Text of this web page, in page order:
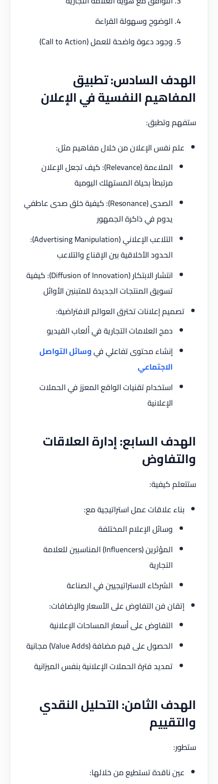
الوضوح وسهولة القراءة
وجود دعوة واضحة للعمل (Call to Action)
الهدف السادس: تطبيق
المفاهيم النفسية في الإعلان
ستفهم وتطبق:
علم نفس الإعلان من خلال مفاهيم مثل:
الملاءمة (Relevance): كيف تجعل الإعلان
مرتبطاً بحياة المستهلك اليومية
الصدى (Resonance): كيفية خلق صدى عاطفي
يدوم في ذاكرة الجمهور
التلاعب الإعلاني (Advertising Manipulation):
الحدود الأخلاقية بين الإقناع والتلاعب
انتشار الابتكار (Diffusion of Innovation): كيفية
تسويق المنتجات الجديدة للمتبنين الأوائل
تصميم إعلانات تخترق العوالم الافتراضية:
دمج العلامات التجارية في ألعاب الفيديو
إنشاء محتوى تفاعلي فيوسائل التواصل
الاجتماعي
استخدام تقنيات الواقع المعزز في الحملات
الإعلانية
الهدف السابع: إدارة العلاقات
والتفاوض
ستتعلم كيفية:
بناء علاقات عمل استراتيجية مع:
وسائل الإعلام المختلفة
المؤثرين (Influencers) المناسبين للعلامة
التجارية
الشركاء الاستراتيجيين في الصناعة
إتقان فن التفاوض على الأسعار والإضافات:
التفاوض على أسعار المساحات الإعلانية
الحصول على قيم مضافة (Value Adds) مجانية
تمديد فترة الحملات الإعلانية بنفس الميزانية
الهدف الثامن: التحليل النقدي
والتقييم
ستطور:
عين ناقدة تستطيع من خلالها: